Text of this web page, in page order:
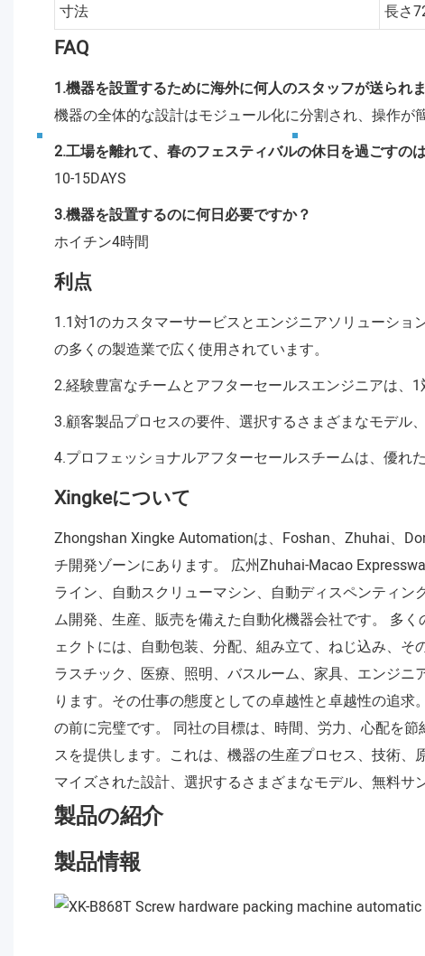
寸法
長さ
FAQ
1.機器を設置するために海外に何人のスタッフが送られ
機器の全体的な設計はモジュール化に分割され、操作が
2.工場を離れて、春のフェスティバルの休日を過ごすの
10-15DAYS
3.機器を設置するのに何日必要ですか？
ホイチン4時間
利点
1.1対1のカスタマーサービスとエンジニアソリューシ
の多くの製造業で広く使用されています。
2.経験豊富なチームとアフターセールスエンジニアは、1
3.顧客製品プロセスの要件、選択するさまざまなモデル
4.プロフェッショナルアフターセールスチームは、優れ
Xingkeについて
Zhongshan Xingke Automationは、Foshan、Zhuhai、
チ開発ゾーンにあります。 広州Zhuhai-Macao
ライン、自動スクリューマシン、自動ディスペンティ
ム開発、生産、販売を備えた自動化機器会社です。 多
ェクトには、自動包装、分配、組み立て、ねじ込み、
ラスチック、医療、照明、バスルーム、家具、エンジ
ります。その仕事の態度としての卓越性と卓越性の追
の前に完璧です。 同社の目標は、時間、労力、心配を
スを提供します。これは、機器の生産プロセス、技術
マイズされた設計、選択するさまざまなモデル、無料サ
製品の紹介
製品情報